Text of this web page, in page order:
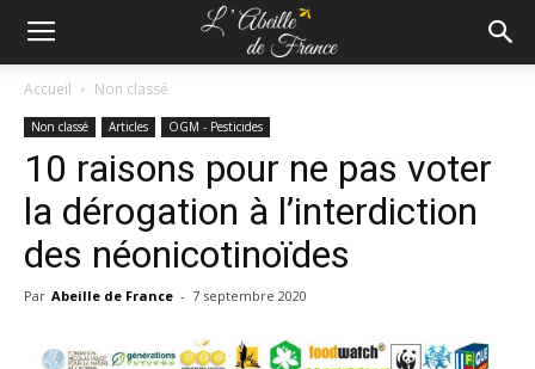
Accueil Non classé
Non classé Articles OGM - Pesticides
10 raisons pour ne pas voter
la dérogation à l’interdiction
des néonicotinoïdes
Par Abeille de France - 7 septembre 2020